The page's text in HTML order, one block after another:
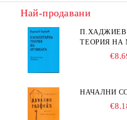
Най-продавани
П.ХАДЖИЕВ
ТЕОРИЯ НА
НАЧАЛНИ